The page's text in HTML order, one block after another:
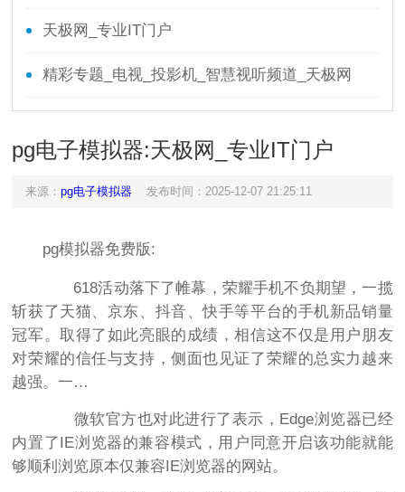
防滑、本钱全面剖析
天极网_专业IT门户
精彩专题_电视_投影机_智慧视听频道_天极网
pg电子模拟器:天极网_专业IT门户
来源： pg电子模拟器 发布时间：2025-12-07 21:25:11
pg模拟器免费版:
618活动落下了帷幕，荣耀手机不负期望，一揽
斩获了天猫、京东、抖音、快手等平台的手机新品销量
冠军。取得了如此亮眼的成绩，相信这不仅是用户朋友
对荣耀的信任与支持，侧面也见证了荣耀的总实力越来
越强。一…
微软官方也对此进行了表示，Edge浏览器已经
内置了IE浏览器的兼容模式，用户同意开启该功能就能
够顺利浏览原本仅兼容IE浏览器的网站。